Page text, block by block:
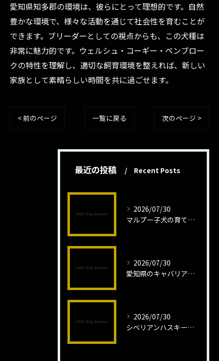
愛知県知多郡の環境は、彼らにとって理想的です。自然
豊かな環境で、様々な活動を通じて社会性を育むことが
できます。ブリーダーとしての視点からも、この犬種は
非常に魅力的です。ウェルシュ・コーギー・ペンブロー
クの特性を理解し、適切な飼育環境を整えれば、新しい
家族として素晴らしい時間を共に過ごせます。
< 前のページ 一覧に戻る 次のページ >
最近の投稿 Recent Posts
2026/07/30
マルプー子犬の育て方と魅力解説
2026/07/30
愛知県のキャバリア子犬の魅力秘話
2026/07/30
シベリアンハスキー子犬の魅力と飼育法